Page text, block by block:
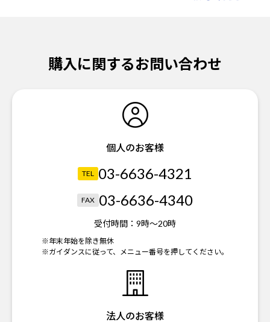
購入に関するお問い合わせ
個人のお客様
TEL 03-6636-4321
FAX 03-6636-4340
受付時間： 9時～20時
※年末年始を除き無休
※ガイダンスに従って、メニュー番号を押してください。
法人のお客様